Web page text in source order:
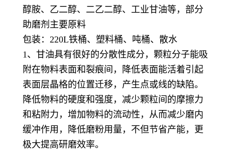
醇胺、乙二醇、二乙二醇、工业甘油等，部分
助磨剂主要原料
包装：220L铁桶、塑料桶、吨桶、散水
1、甘油具有很好的分散性成分，颗粒分子能吸
附在物料表面和裂痕间，降低表面能活着引起
表面层晶格的位置迁移，产生点或线的缺陷。
降低物料的硬度和强度，减少颗粒间的摩擦力
和粘附力，增加物料的流动性，从而减少磨内
缓冲作用，降低磨粉用量，不但节省产能，更
极大提高研磨效率。